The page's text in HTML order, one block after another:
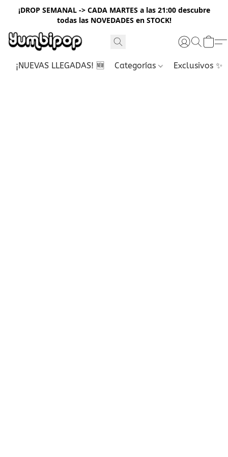
¡DROP SEMANAL -> CADA MARTES a las 21:00 descubre
todas las NOVEDADES en STOCK!
¡NUEVAS LLEGADAS! 🆕 Categorías Exclusivos ✨